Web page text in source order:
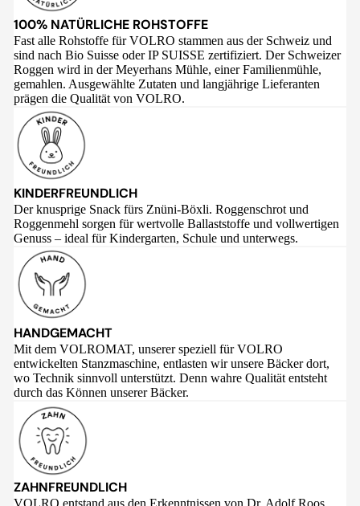
100% NATÜRLICHE ROHSTOFFE
Fast alle Rohstoffe für VOLRO stammen aus der Schweiz und
sind nach Bio Suisse oder IP SUISSE zertifiziert. Der Schweizer
Roggen wird in der Meyerhans Mühle, einer Familienmühle,
gemahlen. Ausgewählte Zutaten und langjährige Lieferanten
prägen die Qualität von VOLRO.
KINDERFREUNDLICH
Der knusprige Snack fürs Znüni-Böxli. Roggenschrot und
Roggenmehl sorgen für wertvolle Ballaststoffe und vollwertigen
Genuss – ideal für Kindergarten, Schule und unterwegs.
HANDGEMACHT
Mit dem VOLROMAT, unserer speziell für VOLRO
entwickelten Stanzmaschine, entlasten wir unsere Bäcker dort,
wo Technik sinnvoll unterstützt. Denn wahre Qualität entsteht
durch das Können unserer Bäcker.
ZAHNFREUNDLICH
VOLRO entstand aus den Erkenntnissen von Dr. Adolf Roos,